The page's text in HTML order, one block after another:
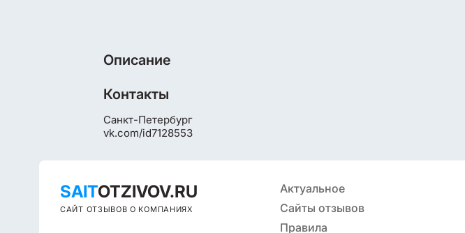
Описание
Контакты
Санкт-Петербург
vk.com/id7128553
SAITOTZIVOV.RU
САЙТ ОТЗЫВОВ О КОМПАНИЯХ
Актуальное
Сайты отзывов
Правила